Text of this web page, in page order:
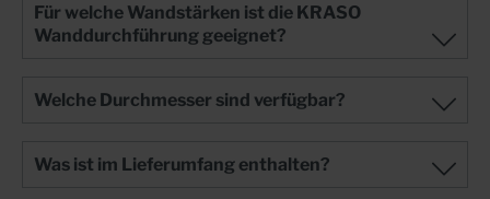
Für welche Wandstärken ist die KRASO
Wanddurchführung geeignet?
Welche Durchmesser sind verfügbar?
Was ist im Lieferumfang enthalten?